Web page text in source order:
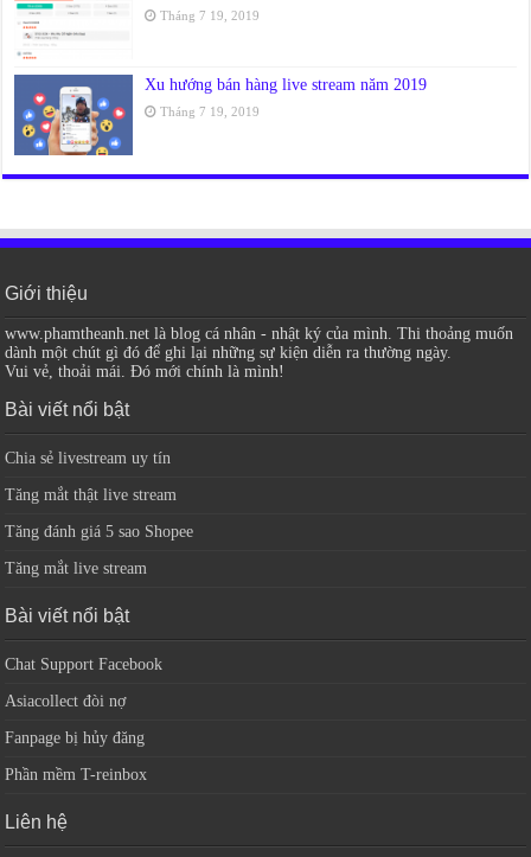
Tháng 7 19, 2019
Xu hướng bán hàng live stream năm 2019
Tháng 7 19, 2019
Giới thiệu
www.phamtheanh.net là blog cá nhân - nhật ký của mình. Thi thoảng muốn
dành một chút gì đó để ghi lại những sự kiện diễn ra thường ngày.
Vui vẻ, thoải mái. Đó mới chính là mình!
Bài viết nổi bật
Chia sẻ livestream uy tín
Tăng mắt thật live stream
Tăng đánh giá 5 sao Shopee
Tăng mắt live stream
Bài viết nổi bật
Chat Support Facebook
Asiacollect đòi nợ
Fanpage bị hủy đăng
Phần mềm T-reinbox
Liên hệ